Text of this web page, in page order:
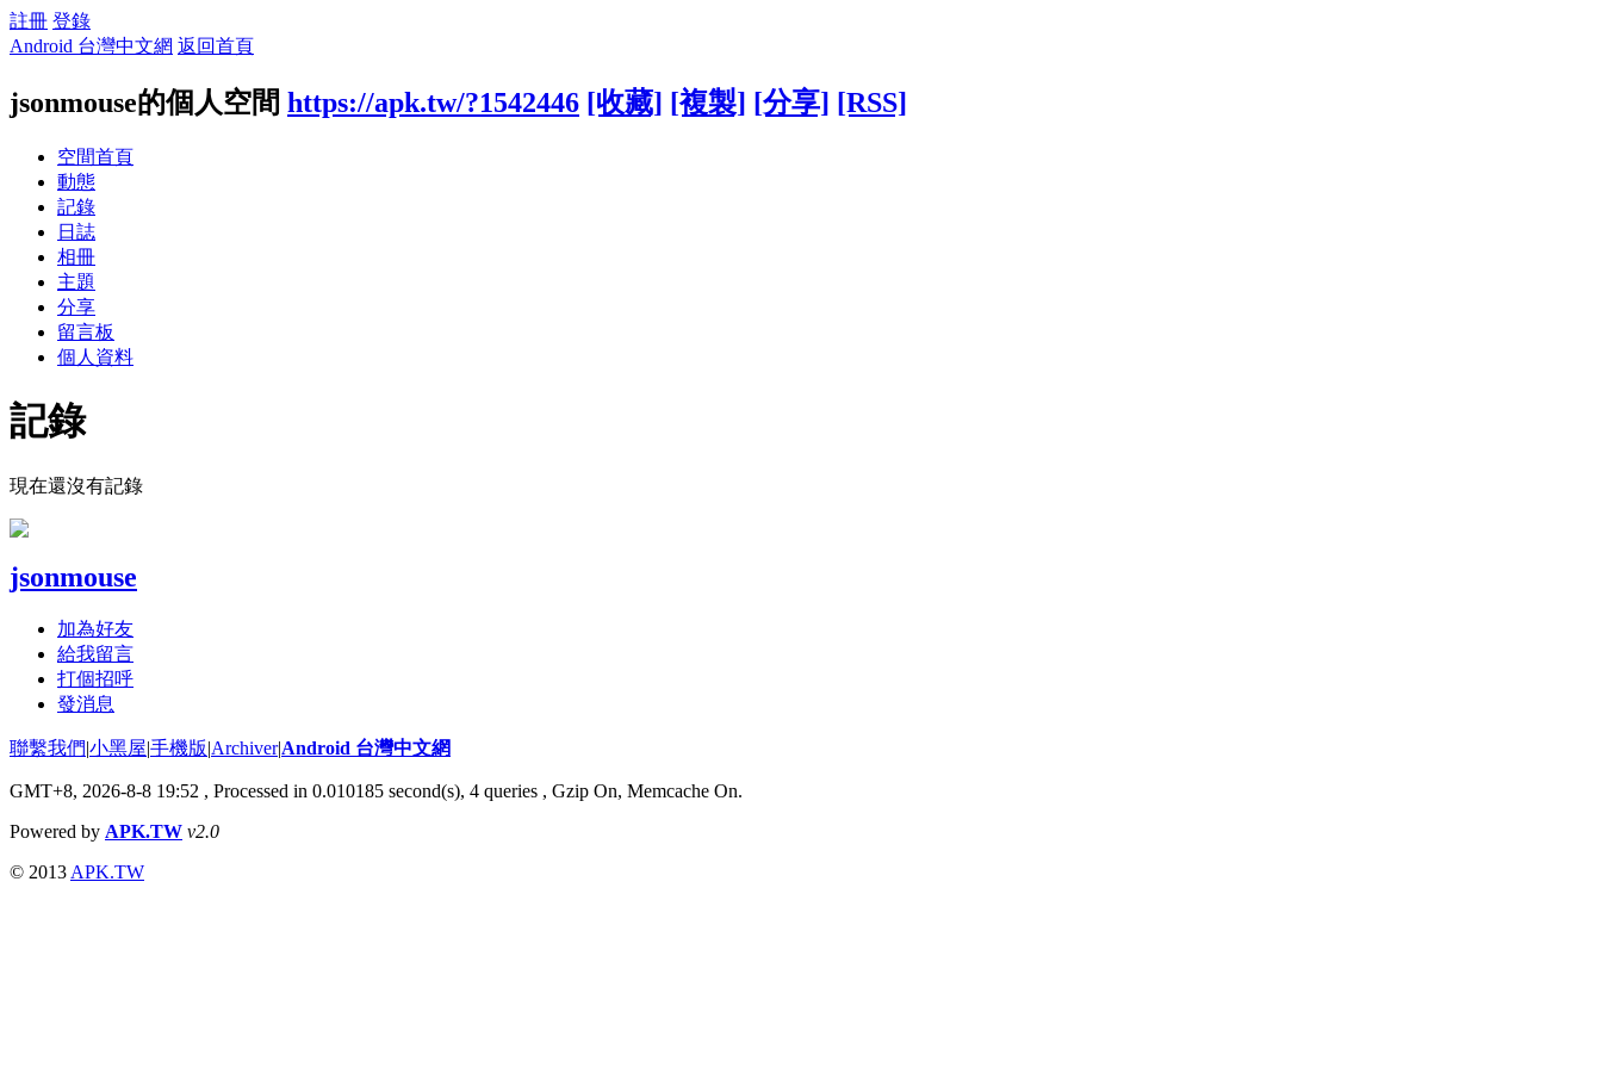
註冊 登錄
Android 台灣中文網 返回首頁
jsonmouse的個人空間 https://apk.tw/?1542446 [收藏] [複製] [分享] [RSS]
空間首頁
動態
記錄
日誌
相冊
主題
分享
留言板
個人資料
記錄
現在還沒有記錄
jsonmouse
加為好友
給我留言
打個招呼
發消息
聯繫我們|小黑屋|手機版|Archiver|Android 台灣中文網
GMT+8, 2026-8-8 19:52 , Processed in 0.010185 second(s), 4 queries , Gzip On, Memcache On.
Powered by APK.TW v2.0
© 2013 APK.TW